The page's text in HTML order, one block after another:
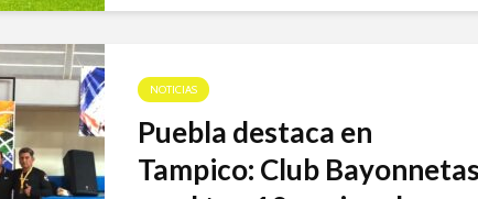
NOTICIAS
Puebla destaca en
Tampico: Club